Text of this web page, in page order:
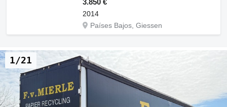
3.850 €
2014
Países Bajos, Giessen
1/21